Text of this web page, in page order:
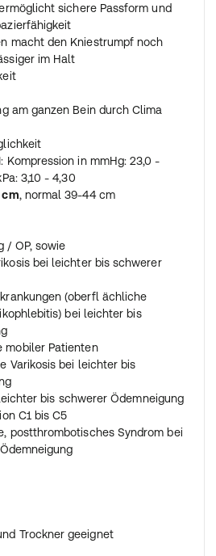
sichere Passform und
macht den Kniestrumpf noch
im Halt
am ganzen Bein durch Clima
Kompression in mmHg: 23,0 -
3,10 - 4,30
cm, normal 39-44 cm
/ OP, sowie
bei leichter bis schwerer
(oberfl ächliche
bei leichter bis
mobiler Patienten
Varikosis bei leichter bis
bis schwerer Ödemneigung
C1 bis C5
postthrombotisches Syndrom bei
Trockner geeignet